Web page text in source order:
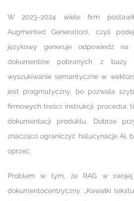
W 2023–2024 wiele firm
Augmented Generation), czyli
językowy generuje odpowiedź na
dokumentów pobranych z bazy
wyszukiwanie semantyczne w
jest pragmatyczny, bo pozwala
firmowych treści: instrukcji, procedur,
dokumentacji produktu. Dobrze
znacząco ograniczyć halucynacje AI,
oprzeć.
Problem w tym, że RAG w
dokumentocentryczny. „Kawałki